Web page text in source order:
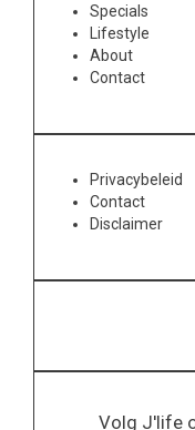
Specials
Lifestyle
About
Contact
Privacybeleid
Contact
Disclaimer
Volg J'life